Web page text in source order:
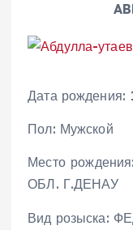
Дата рождения:
Пол: Мужской
Место
ОБЛ. Г.ДЕНАУ
Вид розыска: